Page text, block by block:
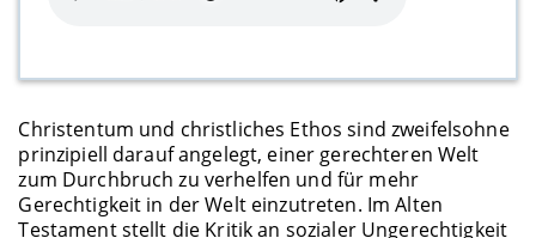
Christentum und christliches Ethos sind zweifelsohne
prinzipiell darauf angelegt, einer gerechteren Welt
zum Durchbruch zu verhelfen und für mehr
Gerechtigkeit in der Welt einzutreten. Im Alten
Testament stellt die Kritik an sozialer Ungerechtigkeit